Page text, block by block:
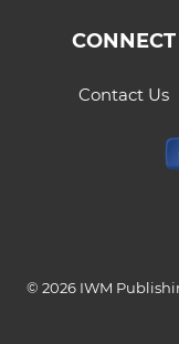
CONNECT
Contact Us
© 2026 IWM